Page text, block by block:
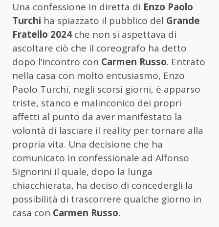
Una confessione in diretta di Enzo Paolo
Turchi ha spiazzato il pubblico del Grande
Fratello 2024 che non si aspettava di
ascoltare ciò che il coreografo ha detto
dopo l’incontro con Carmen Russo. Entrato
nella casa con molto entusiasmo, Enzo
Paolo Turchi, negli scorsi giorni, è apparso
triste, stanco e malinconico dei propri
affetti al punto da aver manifestato la
volontà di lasciare il reality per tornare alla
propria vita. Una decisione che ha
comunicato in confessionale ad Alfonso
Signorini il quale, dopo la lunga
chiacchierata, ha deciso di concedergli la
possibilità di trascorrere qualche giorno in
casa con Carmen Russo.